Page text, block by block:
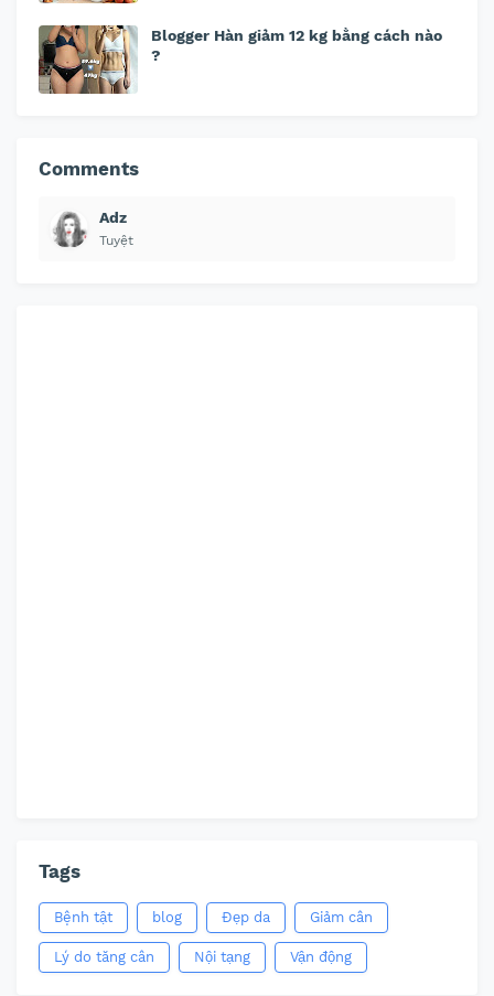
Blogger Hàn giảm 12 kg bằng cách nào
?
Comments
Adz
Tuyệt
Tags
Bệnh tật blog Đẹp da Giảm cân
Lý do tăng cân Nội tạng Vận động